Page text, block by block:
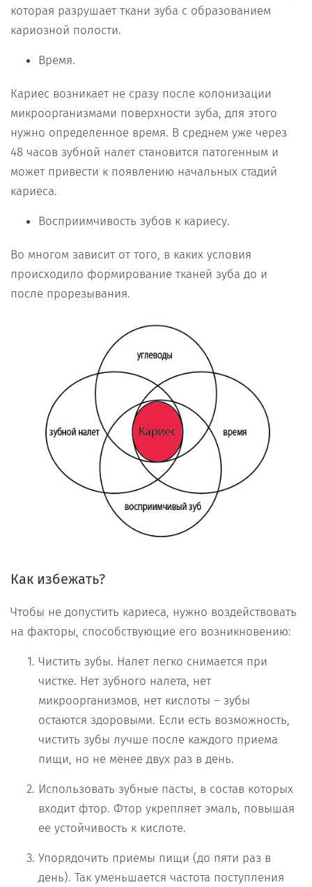
которая разрушает ткани зуба с образованием
кариозной полости.
Время.
Кариес возникает не сразу после колонизации
микроорганизмами поверхности зуба, для этого
нужно определенное время. В среднем уже через
48 часов зубной налет становится патогенным и
может привести к появлению начальных стадий
кариеса.
Восприимчивость зубов к кариесу.
Во многом зависит от того, в каких условия
происходило формирование тканей зуба до и
после прорезывания.
Как избежать?
Чтобы не допустить кариеса, нужно воздействовать
на факторы, способствующие его возникновению:
Чистить зубы. Налет легко снимается при
чистке. Нет зубного налета, нет
микроорганизмов, нет кислоты – зубы
остаются здоровыми. Если есть возможность,
чистить зубы лучше после каждого приема
пищи, но не менее двух раз в день.
Использовать зубные пасты, в состав которых
входит фтор. Фтор укрепляет эмаль, повышая
ее устойчивость к кислоте.
Упорядочить приемы пищи (до пяти раз в
день). Так уменьшается частота поступления